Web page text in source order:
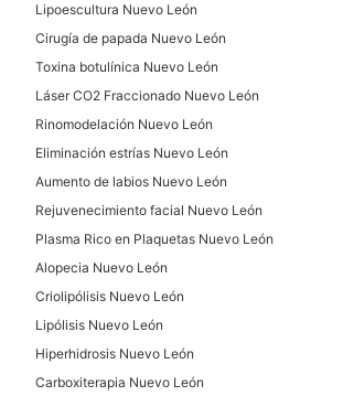
Cavitación
DERMATOLOGÍA
Eliminación de verrugas
Eliminación de lunares
Manchas en la Piel
Tratamiento antiacné
Carcinoma Basocelular
CIRUGÍA PLÁSTICA
Lipoescultura Nuevo León
Cirugía de papada Nuevo León
Toxina botulínica Nuevo León
Láser CO2 Fraccionado Nuevo León
Rinomodelación Nuevo León
Eliminación estrías Nuevo León
Aumento de labios Nuevo León
Rejuvenecimiento facial Nuevo León
Plasma Rico en Plaquetas Nuevo León
Alopecia Nuevo León
Criolipólisis Nuevo León
Lipólisis Nuevo León
Hiperhidrosis Nuevo León
Carboxiterapia Nuevo León